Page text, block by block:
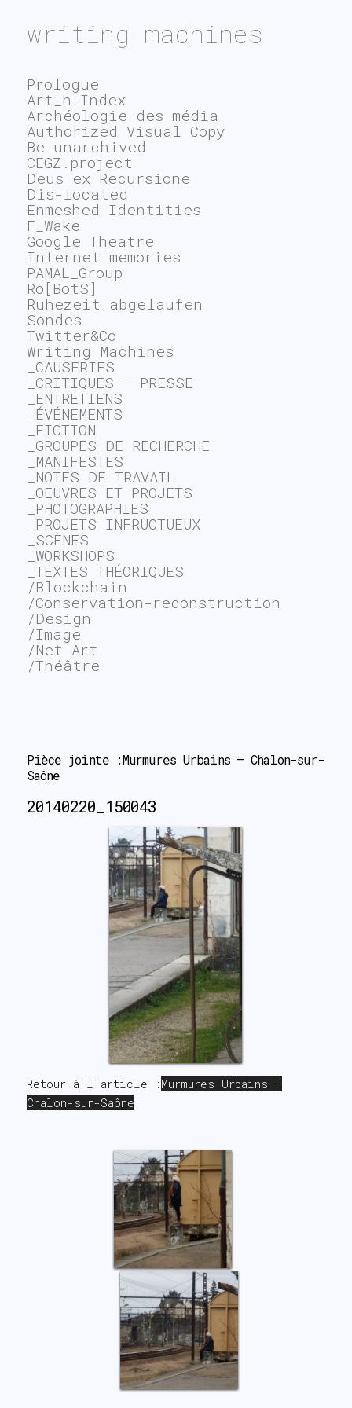
writing machines
Pièce jointe :Murmures Urbains – Chalon-sur-
Saône
20140220_150043
Retour à l'article : Murmures Urbains –
Chalon-sur-Saône
Prologue
Art_h-Index
Archéologie des média
Authorized Visual Copy
Be unarchived
CEGZ.project
Deus ex Recursione
Dis-located
Enmeshed Identities
F_Wake
Google Theatre
Internet memories
PAMAL_Group
Ro[BotS]
Ruhezeit abgelaufen
Sondes
Twitter&Co
Writing Machines
_CAUSERIES
_CRITIQUES – PRESSE
_ENTRETIENS
_ÉVÉNEMENTS
_FICTION
_GROUPES DE RECHERCHE
_MANIFESTES
_NOTES DE TRAVAIL
_OEUVRES ET PROJETS
_PHOTOGRAPHIES
_PROJETS INFRUCTUEUX
_SCÈNES
_WORKSHOPS
_TEXTES THÉORIQUES
/Blockchain
/Conservation-reconstruction
/Design
/Image
/Net Art
/Théâtre